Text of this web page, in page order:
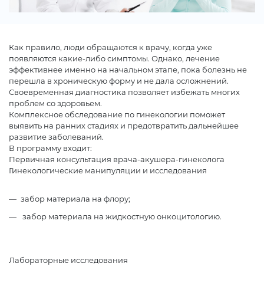
Как правило, люди обращаются к врачу, когда уже
появляются какие-либо симптомы. Однако, лечение
эффективнее именно на начальном этапе, пока болезнь не
перешла в хроническую форму и не дала осложнений.
Своевременная диагностика позволяет избежать многих
проблем со здоровьем.
Комплексное обследование по гинекологии поможет
выявить на ранних стадиях и предотвратить дальнейшее
развитие заболеваний.
В программу входит:
Первичная консультация врача-акушера-гинеколога
Гинекологические манипуляции и исследования
забор материала на флору;
забор материала на жидкостную онкоцитологию.
Лабораторные исследования